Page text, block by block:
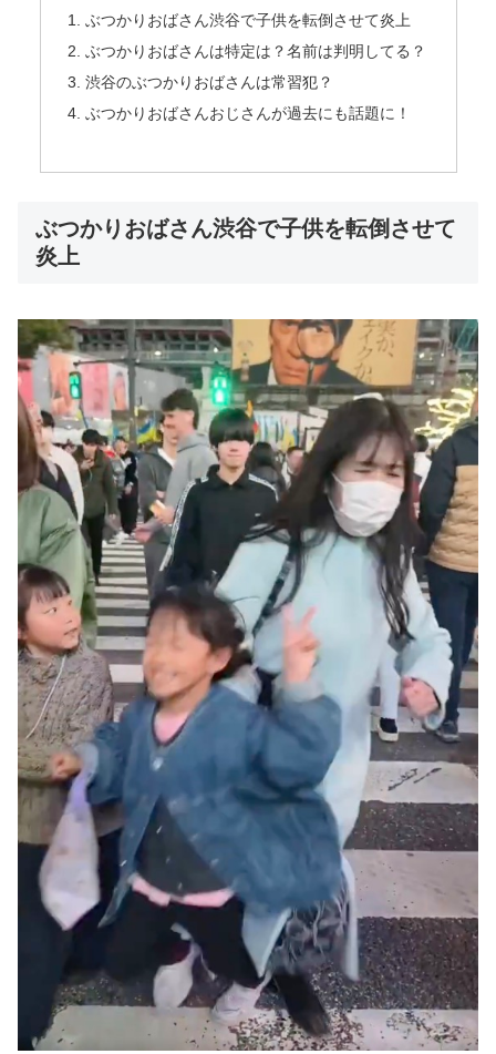
ぶつかりおばさん渋谷で子供を転倒させて炎上
ぶつかりおばさんは特定は？名前は判明してる？
渋谷のぶつかりおばさんは常習犯？
ぶつかりおばさんおじさんが過去にも話題に！
ぶつかりおばさん渋谷で子供を転倒させて
炎上